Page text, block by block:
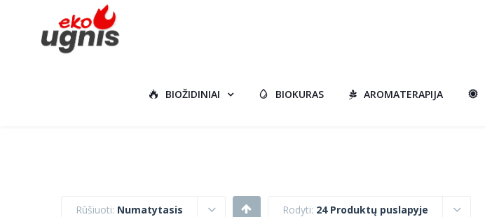
BIOŽIDINIAI BIOKURAS AROMATERAPIJA
Rūšiuoti: Numatytasis Rodyti: 24 Produktų puslapyje